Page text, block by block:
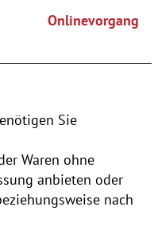
Onlinevorgang
Sie
Waren ohne
anbieten oder
nach